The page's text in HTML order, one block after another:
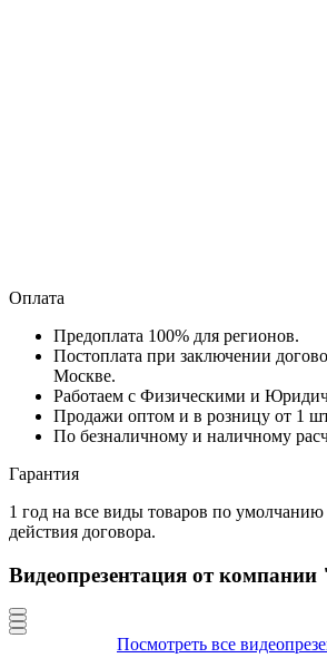
Оплата
Предоплата 100% для регионов.
Постоплата при заключении
Москве.
Работаем с Физическими и
Продажи оптом и в розницу от 1
По безналичному и наличному
Гарантия
1 год на все виды товаров по
действия договора.
Видеопрезентация от
Посмотреть все